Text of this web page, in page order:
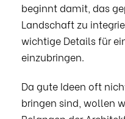
beginnt damit, das
Landschaft zu
wichtige Details für
einzubringen.
Da gute Ideen oft
bringen sind, wollen